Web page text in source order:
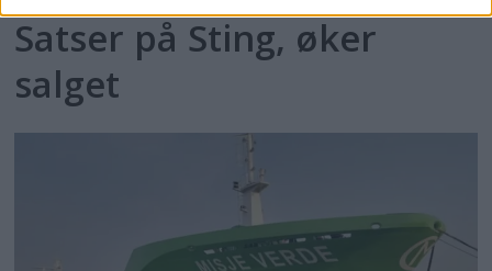
Satser på Sting, øker
salget